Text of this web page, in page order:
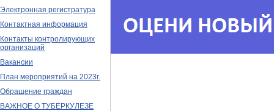
Электронная регистратура
Контактная информация
Контакты контролирующих
организаций
Вакансии
План мероприятий на 2023г.
Обращение граждан
ВАЖНОЕ О ТУБЕРКУЛЕЗЕ